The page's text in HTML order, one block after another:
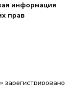
информация
прав